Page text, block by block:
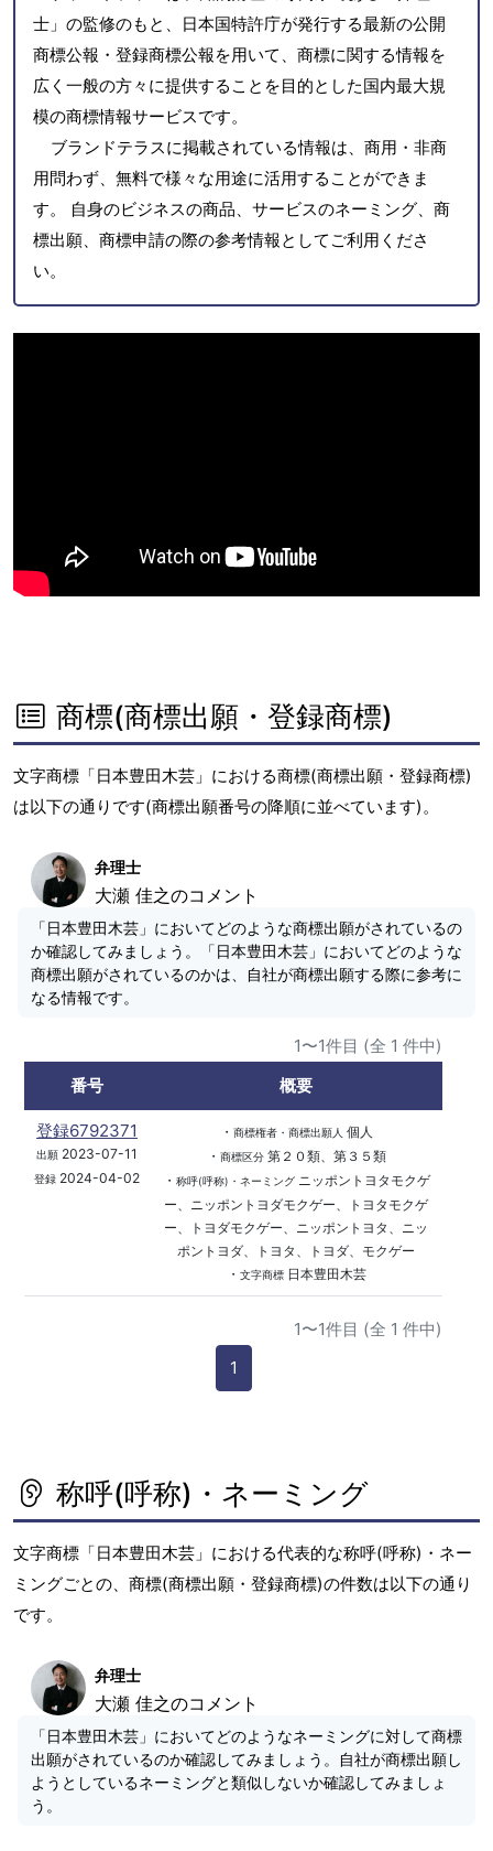
士」の監修のもと、日本国特許庁が発行する最新の公開
商標公報・登録商標公報を用いて、商標に関する情報を
広く一般の方々に提供することを目的とした国内最大規
模の商標情報サービスです。
ブランドテラスに掲載されている情報は、商用・非商
用問わず、無料で様々な用途に活用することができま
す。 自身のビジネスの商品、サービスのネーミング、商
標出願、商標申請の際の参考情報としてご利用くださ
い。
商標(商標出願・登録商標)
文字商標「日本豊田木芸」における商標(商標出願・登録商標)
は以下の通りです(商標出願番号の降順に並べています)。
弁理士
大瀬 佳之のコメント
「日本豊田木芸」においてどのような商標出願がされているの
か確認してみましょう。「日本豊田木芸」においてどのような
商標出願がされているのかは、自社が商標出願する際に参考に
なる情報です。
1〜1件目 (全 1 件中)
番号
概要
登録6792371
出願 2023-07-11
登録 2024-04-02
・ 商標権者・商標出願人 個人
・ 商標区分第２０類、第３５類
・ 称呼(呼称)・ネーミングニッポントヨタモクゲ
ー、ニッポントヨダモクゲー、トヨタモクゲ
ー、トヨダモクゲー、ニッポントヨタ、ニッ
ポントヨダ、トヨタ、トヨダ、モクゲー
・ 文字商標日本豊田木芸
1〜1件目 (全 1 件中)
1
称呼(呼称)・ネーミング
文字商標「日本豊田木芸」における代表的な称呼(呼称)・ネー
ミングごとの、商標(商標出願・登録商標)の件数は以下の通り
です。
弁理士
大瀬 佳之のコメント
「日本豊田木芸」においてどのようなネーミングに対して商標
出願がされているのか確認してみましょう。自社が商標出願し
ようとしているネーミングと類似しないか確認してみましょ
う。